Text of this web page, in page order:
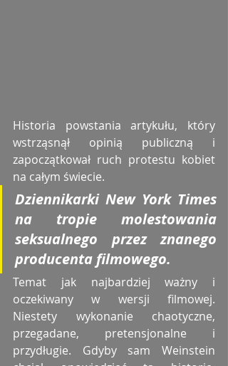
Historia powstania artykułu, który
wstrząsnął opinią publiczną i
zapoczątkował ruch protestu kobiet
na całym świecie.
Dziennikarki New York Times
na tropie molestowania
seksualnego przez znanego
producenta filmowego.
Temat jak najbardziej ważny i
oczekiwany w wersji filmowej.
Niestety wykonanie chaotyczne,
przegadane, pretensjonalne i
przydługie. Gdyby sam Weinstein